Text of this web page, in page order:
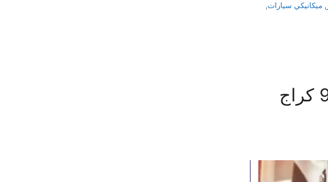
, ميكانيكي سيارات,
بنشر متنقل اسطبلات الجهراء 99009551‬ كراج